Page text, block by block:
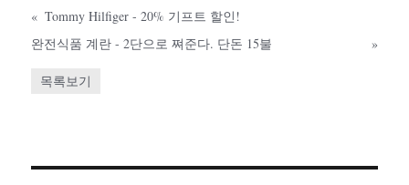
« Tommy Hilfiger - 20% 기프트 할인!
완전식품 계란 - 2단으로 쪄준다. 단돈 15불
»
목록보기